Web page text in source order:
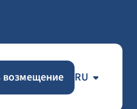
возмещение RU